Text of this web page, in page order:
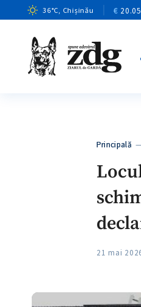
36°C, Chișinău € 20.05
Principală
21 mai